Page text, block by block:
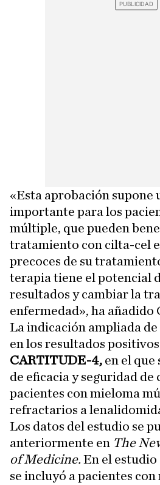
«Esta aprobación supone
importante para los
múltiple, que pueden
tratamiento con cilta-cel
precoces de su
terapia tiene el potencial
resultados y cambiar la
enfermedad», ha añadido
La indicación ampliada de
en los resultados positivos
CARTITUDE-4, en el que
de eficacia y seguridad de
pacientes con mieloma
refractarios a
Los datos del estudio se
anteriormente en The
of Medicine. En el
se incluyó a pacientes